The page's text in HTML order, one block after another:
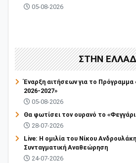
05-08-2026
ΣΤΗΝ
Έναρξη αιτήσεων για το Πρόγραμμα
2026-2027»
05-08-2026
Θα φωτίσει τον ουρανό το
28-07-2026
Live: Η ομιλία του Νίκου
Συνταγματική Αναθεώρηση
24-07-2026